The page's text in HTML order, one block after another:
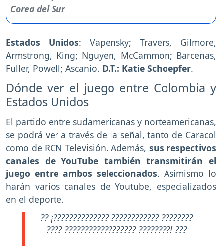
Estados Unidos: Vapensky; Travers, Gilmore,
Armstrong, King; Nguyen, McCammon; Barcenas,
Fuller, Powell; Ascanio. D.T.: Katie Schoepfer.
Dónde ver el juego entre Colombia y
Estados Unidos
El partido entre sudamericanas y norteamericanas,
se podrá ver a través de la señal, tanto de Caracol
como de RCN Televisión. Además, sus respectivos
canales de YouTube también transmitirán el
juego entre ambos seleccionados. Asimismo lo
harán varios canales de Youtube, especializados
en el deporte.
?? ¡?????????????? ???????????? ????????
???? ?????????????????? ????????! ???